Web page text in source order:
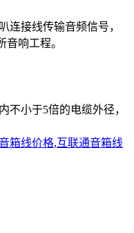
连接线传输音频信号，
响工程。
不小于5倍的电缆外径，
箱线价格,互联通音箱线